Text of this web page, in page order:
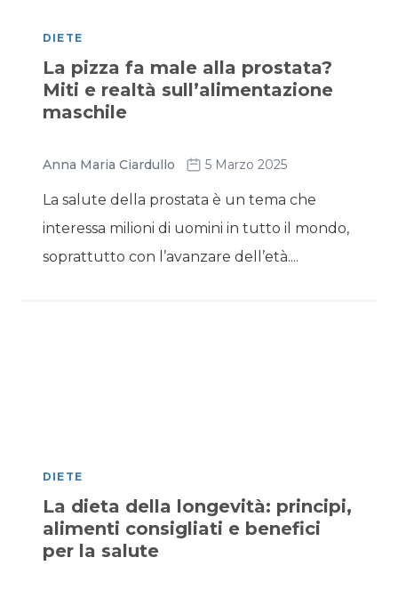
DIETE
La pizza fa male alla prostata?
Miti e realtà sull’alimentazione
maschile
Anna Maria Ciardullo 5 Marzo 2025
La salute della prostata è un tema che
interessa milioni di uomini in tutto il mondo,
soprattutto con l’avanzare dell’età....
DIETE
La dieta della longevità: principi,
alimenti consigliati e benefici
per la salute